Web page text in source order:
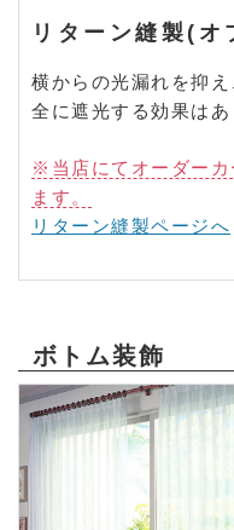
リターン縫製(オ
横からの光漏れを抑
全に遮光する効果はあ
※当店にてオーダーカ
ます。
リターン縫製ページへ
ボトム装飾